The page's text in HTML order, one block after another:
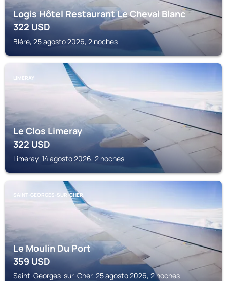
Logis Hôtel Restaurant Le Cheval Blanc
322USD
Bléré, 25 agosto 2026, 2 noches
LIMERAY
Le Clos Limeray
322USD
Limeray, 14 agosto 2026, 2 noches
SAINT-GEORGES-SUR-CHER
Le Moulin Du Port
359USD
Saint-Georges-sur-Cher, 25 agosto 2026, 2 noches